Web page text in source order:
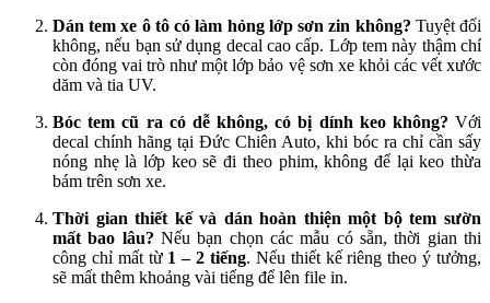
Dán tem xe ô tô có làm hỏng lớp sơn zin không? Tuyệt đối
không, nếu bạn sử dụng decal cao cấp. Lớp tem này thậm chí
còn đóng vai trò như một lớp bảo vệ sơn xe khỏi các vết xước
dăm và tia UV.
Bóc tem cũ ra có dễ không, có bị dính keo không? Với
decal chính hãng tại Đức Chiên Auto, khi bóc ra chỉ cần sấy
nóng nhẹ là lớp keo sẽ đi theo phim, không để lại keo thừa
bám trên sơn xe.
Thời gian thiết kế và dán hoàn thiện một bộ tem sườn
mất bao lâu? Nếu bạn chọn các mẫu có sẵn, thời gian thi
công chỉ mất từ 1 – 2 tiếng. Nếu thiết kế riêng theo ý tưởng,
sẽ mất thêm khoảng vài tiếng để lên file in.